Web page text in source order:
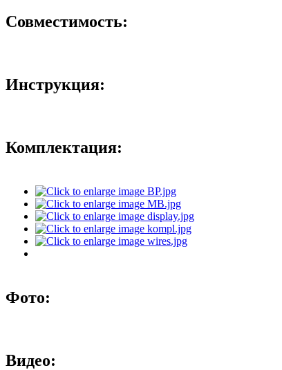
Совместимость:
Инструкция:
Комплектация:
Фото:
Видео: